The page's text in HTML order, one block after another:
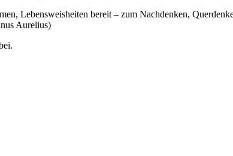
Lebensweisheiten bereit – zum Nachdenken,
Aurelius)